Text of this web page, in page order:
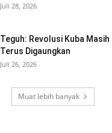
Juli 28, 2026
Teguh: Revolusi Kuba
Terus Digaungkan
Juli 26, 2026
Muat lebih banyak